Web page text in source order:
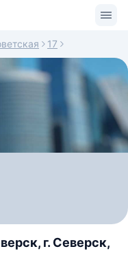
17
г. Северск,